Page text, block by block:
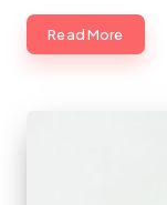
Read More